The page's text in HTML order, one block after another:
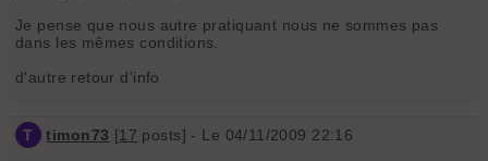
Je pense que nous autre pratiquant nous ne sommes pas
dans les mêmes conditions.
d'autre retour d'info
T timon73 [17 posts] - Le 04/11/2009 22:16